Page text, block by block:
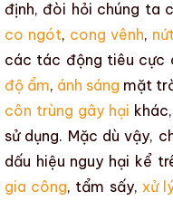
định, đòi hỏi chúng ta
co ngót, cong vênh,
các tác động tiêu cực
độ ẩm, ánh sáng mặt
côn trùng gây hại
sử dụng. Mặc dù vậy,
dấu hiệu nguy hại kể
gia công, tẩm sấy, xử